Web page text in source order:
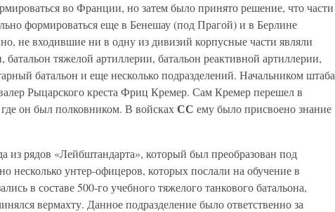
во Франции, но затем было принято решение, что части
формироваться еще в Бенешау (под Прагой) и в Берлине
не входившие ни в одну из дивизий корпусные части являли
батальон тяжелой артиллерии, батальон реактивной артиллерии,
батальон и еще несколько подразделений. Начальником штаба
Рыцарского креста Фриц Кремер. Сам Кремер перешел в
он был полковником. В войскахСС ему было присвоено знание
из рядов «Лейбштандарта», который был преобразован под
несколько унтер-офицеров, которых послали на обучение в
в составе 500-го учебного тяжелого танкового батальона,
вермахту. Данное подразделение было ответственно за